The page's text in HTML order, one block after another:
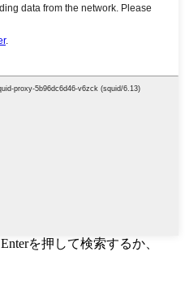
Enterを押して検索するか、